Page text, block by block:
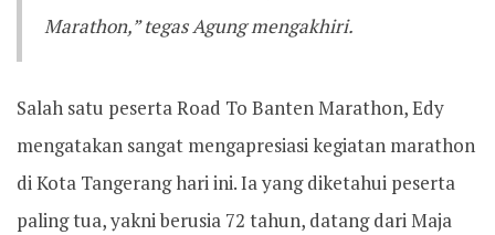
Marathon,” tegas Agung mengakhiri. ‎‎
Salah satu peserta Road To Banten Marathon, Edy
mengatakan sangat mengapresiasi kegiatan marathon
di Kota Tangerang hari ini. ‎‎Ia yang diketahui peserta
paling tua, yakni berusia 72 tahun, datang dari Maja